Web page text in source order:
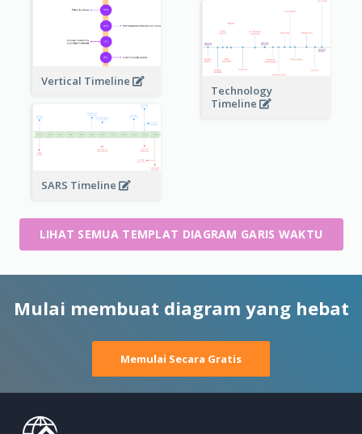
Vertical Timeline
Technology
Timeline
SARS Timeline
LIHAT SEMUA TEMPLAT DIAGRAM GARIS WAKTU
Mulai membuat diagram yang hebat
Memulai Secara Gratis